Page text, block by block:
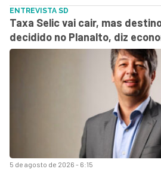
5 de agosto de 2026 - 6:15
ENTREVISTA SD
Taxa Selic vai cair, mas
decidido no Planalto, diz